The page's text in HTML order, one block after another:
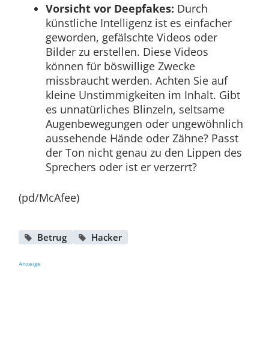
Vorsicht vor Deepfakes: Durch
künstliche Intelligenz ist es einfacher
geworden, gefälschte Videos oder
Bilder zu erstellen. Diese Videos
können für böswillige Zwecke
missbraucht werden. Achten Sie auf
kleine Unstimmigkeiten im Inhalt. Gibt
es unnatürliches Blinzeln, seltsame
Augenbewegungen oder ungewöhnlich
aussehende Hände oder Zähne? Passt
der Ton nicht genau zu den Lippen des
Sprechers oder ist er verzerrt?
(pd/McAfee)
Betrug Hacker
Anzeige